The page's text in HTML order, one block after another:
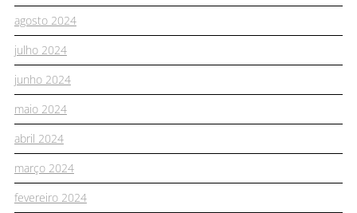
agosto 2024
julho 2024
junho 2024
maio 2024
abril 2024
março 2024
fevereiro 2024